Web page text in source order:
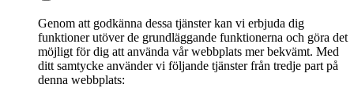
Genom att godkänna dessa tjänster kan vi erbjuda dig
funktioner utöver de grundläggande funktionerna och göra det
möjligt för dig att använda vår webbplats mer bekvämt. Med
ditt samtycke använder vi följande tjänster från tredje part på
denna webbplats: